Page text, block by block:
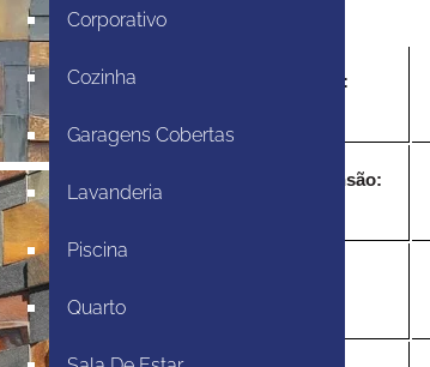
Corporativo
Cozinha
Garagens Cobertas
Lavanderia
Piscina
Quarto
Cores:
Dimensão: